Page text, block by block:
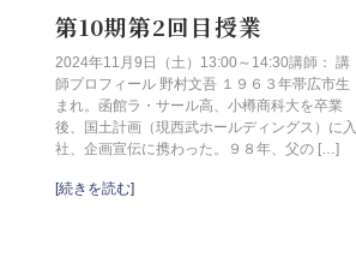
第10期第2回目授業
2024年11月9日（土）13:00～14:30講師： 講
師プロフィール 野村文吾 １９６３年帯広市生
まれ。函館ラ・サール高、小樽商科大を卒業
後、国土計画（現西武ホールディングス）に入
社、企画宣伝に携わった。９８年、父の […]
[続きを読む]